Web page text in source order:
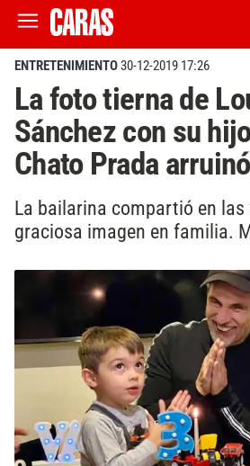
ENTRETENIMIENTO30-12-2019 17:26
La foto tierna de
Sánchez con su
Chato Prada arruinó
La bailarina compartió en las
graciosa imagen en familia.